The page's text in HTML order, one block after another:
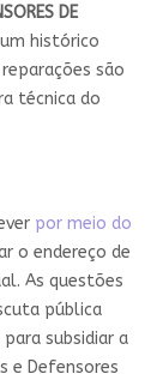
DE
histórico
são
técnica do
por meio do
o endereço de
As questões
pública
subsidiar a
e Defensores